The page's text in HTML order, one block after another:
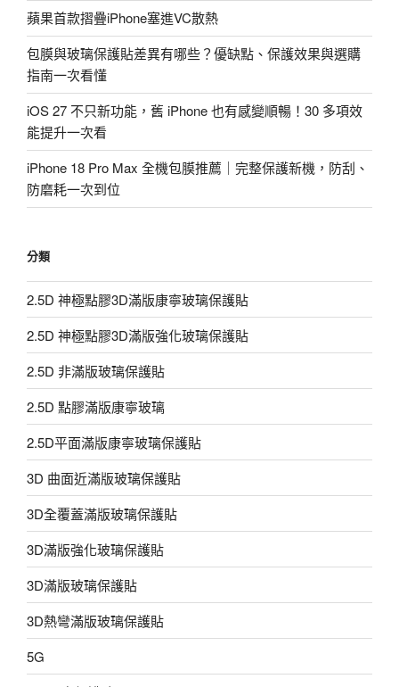
蘋果首款摺疊iPhone塞進VC散熱
包膜與玻璃保護貼差異有哪些？優缺點、保護效果與選購
指南一次看懂
iOS 27 不只新功能，舊 iPhone 也有感變順暢！30 多項效
能提升一次看
iPhone 18 Pro Max 全機包膜推薦｜完整保護新機，防刮、
防磨耗一次到位
分類
2.5D 神極點膠3D滿版康寧玻璃保護貼
2.5D 神極點膠3D滿版強化玻璃保護貼
2.5D 非滿版玻璃保護貼
2.5D 點膠滿版康寧玻璃
2.5D平面滿版康寧玻璃保護貼
3D 曲面近滿版玻璃保護貼
3D全覆蓋滿版玻璃保護貼
3D滿版強化玻璃保護貼
3D滿版玻璃保護貼
3D熱彎滿版玻璃保護貼
5G